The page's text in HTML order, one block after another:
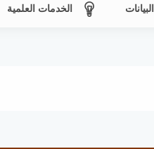
البيانات الخدمات العلمية